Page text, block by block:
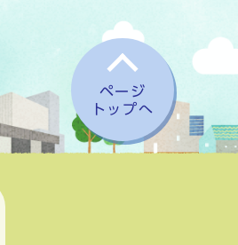
ページ
トップへ